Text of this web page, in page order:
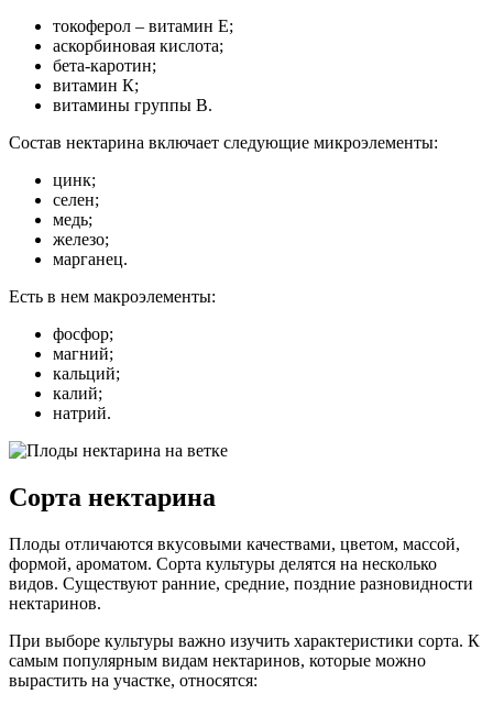
токоферол – витамин Е;
аскорбиновая кислота;
бета-каротин;
витамин К;
витамины группы В.
Состав нектарина включает следующие микроэлементы:
цинк;
селен;
медь;
железо;
марганец.
Есть в нем макроэлементы:
фосфор;
магний;
кальций;
калий;
натрий.
Сорта нектарина
Плоды отличаются вкусовыми качествами, цветом, массой,
формой, ароматом. Сорта культуры делятся на несколько
видов. Существуют ранние, средние, поздние разновидности
нектаринов.
При выборе культуры важно изучить характеристики сорта. К
самым популярным видам нектаринов, которые можно
вырастить на участке, относятся: